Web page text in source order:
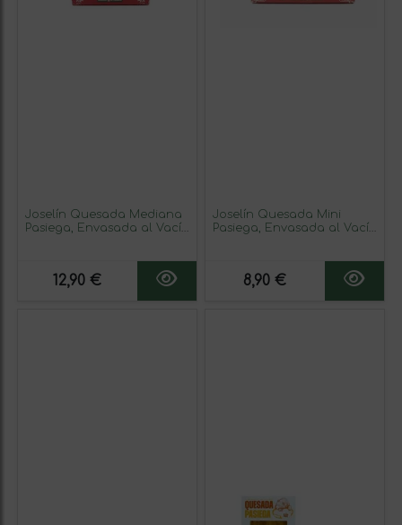
Joselín Quesada Mediana
Pasiega, Envasada al Vacío
12,90 €
Joselín Quesada Mini
Pasiega, Envasada al Vacío
8,90 €